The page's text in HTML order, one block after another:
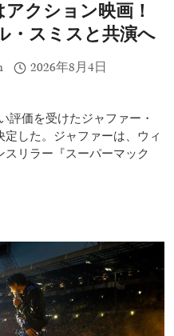
クション映画！
・スミスと共演へ
2026年8月4日
評価を受けたジャファー・
した。ジャファーは、ウィ
リラー『スーパーマック